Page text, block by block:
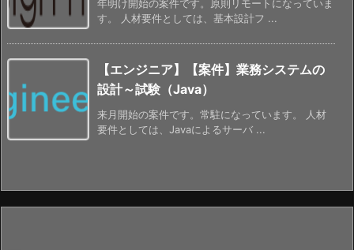
年明け開始の案件です。原則リモートになっていま
す。 人材要件としては、基本設計フ ...
【エンジニア】【案件】業務システムの
設計～試験（Java）
来月開始の案件です。常駐になっています。 人材
要件としては、Javaによるサーバ ...